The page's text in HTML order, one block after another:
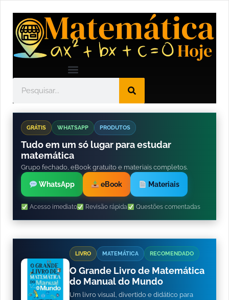
GRÁTIS WHATSAPP PRODUTOS
Tudo em um só lugar para estudar
matemática
Grupo fechado, eBook gratuito e materiais completos.
WhatsApp eBook Materiais
Acesso imediato Revisão rápida Questões comentadas
LIVRO MATEMÁTICA RECOMENDADO
O Grande Livro de Matemática
do Manual do Mundo
Um livro visual, divertido e didático para